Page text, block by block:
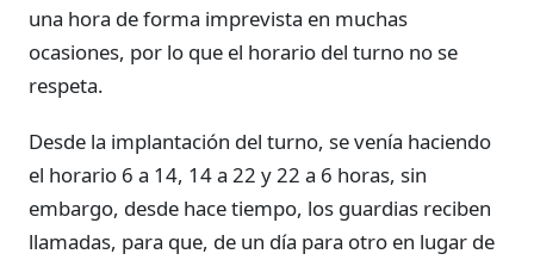
una hora de forma imprevista en muchas
ocasiones, por lo que el horario del turno no se
respeta.
Desde la implantación del turno, se venía haciendo
el horario 6 a 14, 14 a 22 y 22 a 6 horas, sin
embargo, desde hace tiempo, los guardias reciben
llamadas, para que, de un día para otro en lugar de